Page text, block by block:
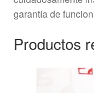
garantía de
Productos